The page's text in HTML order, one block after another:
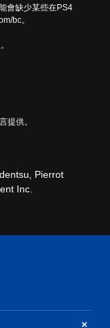
會缺少某些在PS4
bc。
提供。
Pierrot
Inc.